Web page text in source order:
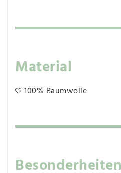
Material
100% Baumwolle
Besonderheiten